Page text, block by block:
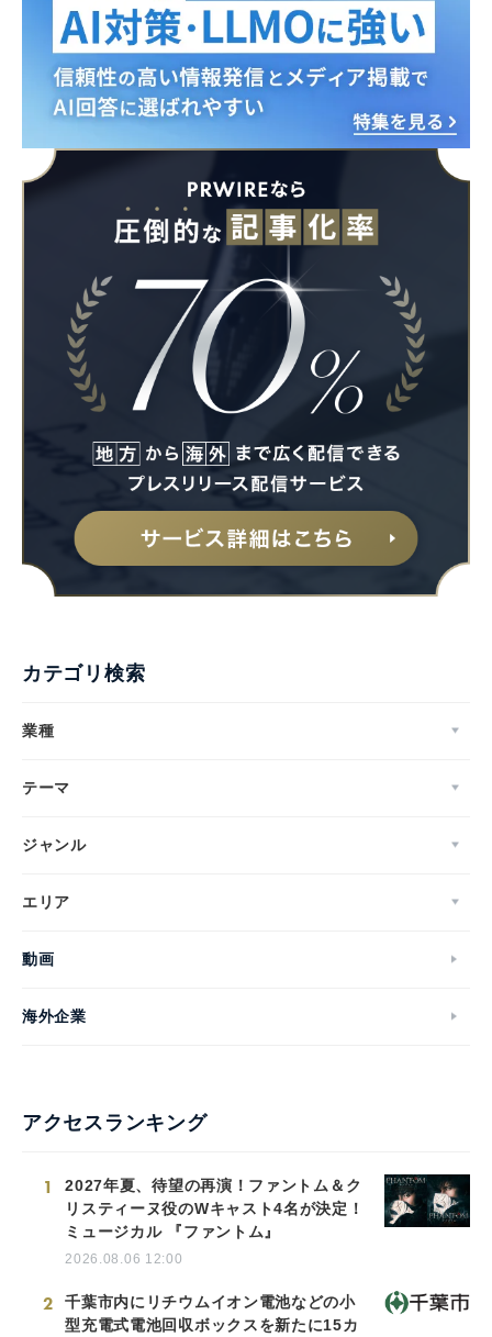
カテゴリ検索
業種
テーマ
ジャンル
エリア
動画
海外企業
アクセスランキング
1
2027年夏、待望の再演！ファントム＆ク
リスティーヌ役のWキャスト4名が決定！
ミュージカル 『ファントム』
2026.08.06 12:00
2
千葉市内にリチウムイオン電池などの小
型充電式電池回収ボックスを新たに15カ